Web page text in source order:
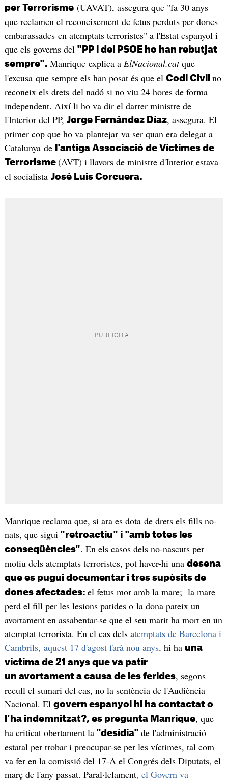
per Terrorisme(UAVAT), assegura que "fa 30 anys
que reclamen el reconeixement de fetus perduts per dones
embarassades en atemptats terroristes" a l'Estat espanyol i
que els governs del "PP i del PSOE ho han rebutjat
sempre". Manrique explica a ElNacional.catque
l'excusa que sempre els han posat és que el Codi Civil no
reconeix els drets del nadó si no viu 24 hores de forma
independent. Així li ho va dir el darrer ministre de
l'Interior del PP, Jorge Fernández Díaz, assegura. El
primer cop que ho va plantejar va ser quan era delegat a
Catalunya de
l'antiga Associació de Víctimes de
Terrorisme (AVT) i llavors de ministre d'Interior estava
el socialista José Luis Corcuera.
Manrique reclama que, si ara es dota de drets els fills no-
nats, que sigui "retroactiu" i "amb totes les
conseqüències". En els casos dels no-nascuts per
motiu dels atemptats terroristes, pot haver-hi una desena
que es pugui documentar i tres supòsits de
dones afectades: el fetus mor amb la mare; la mare
perd el fill per les lesions patides o la dona pateix un
avortament en assabentar-se que el seu marit ha mort en un
atemptat terrorista. En el cas dels atemptats de Barcelona i
Cambrils, aquest 17 d'agost farà nou anys, hi ha una
víctima de 21 anys que va patir
un avortament a causa de les ferides, segons
recull el sumari del cas, no la sentència de l'Audiència
Nacional. El govern espanyol hi ha contactat o
l'ha indemnitzat?, es pregunta Manrique, que
ha criticat obertament la"desídia" de l'administració
estatal per trobar i preocupar-se per les víctimes, tal com
va fer en la comissió del 17-A el Congrés dels Diputats, el
març de l'any passat. Paral·lelament, el Govern va